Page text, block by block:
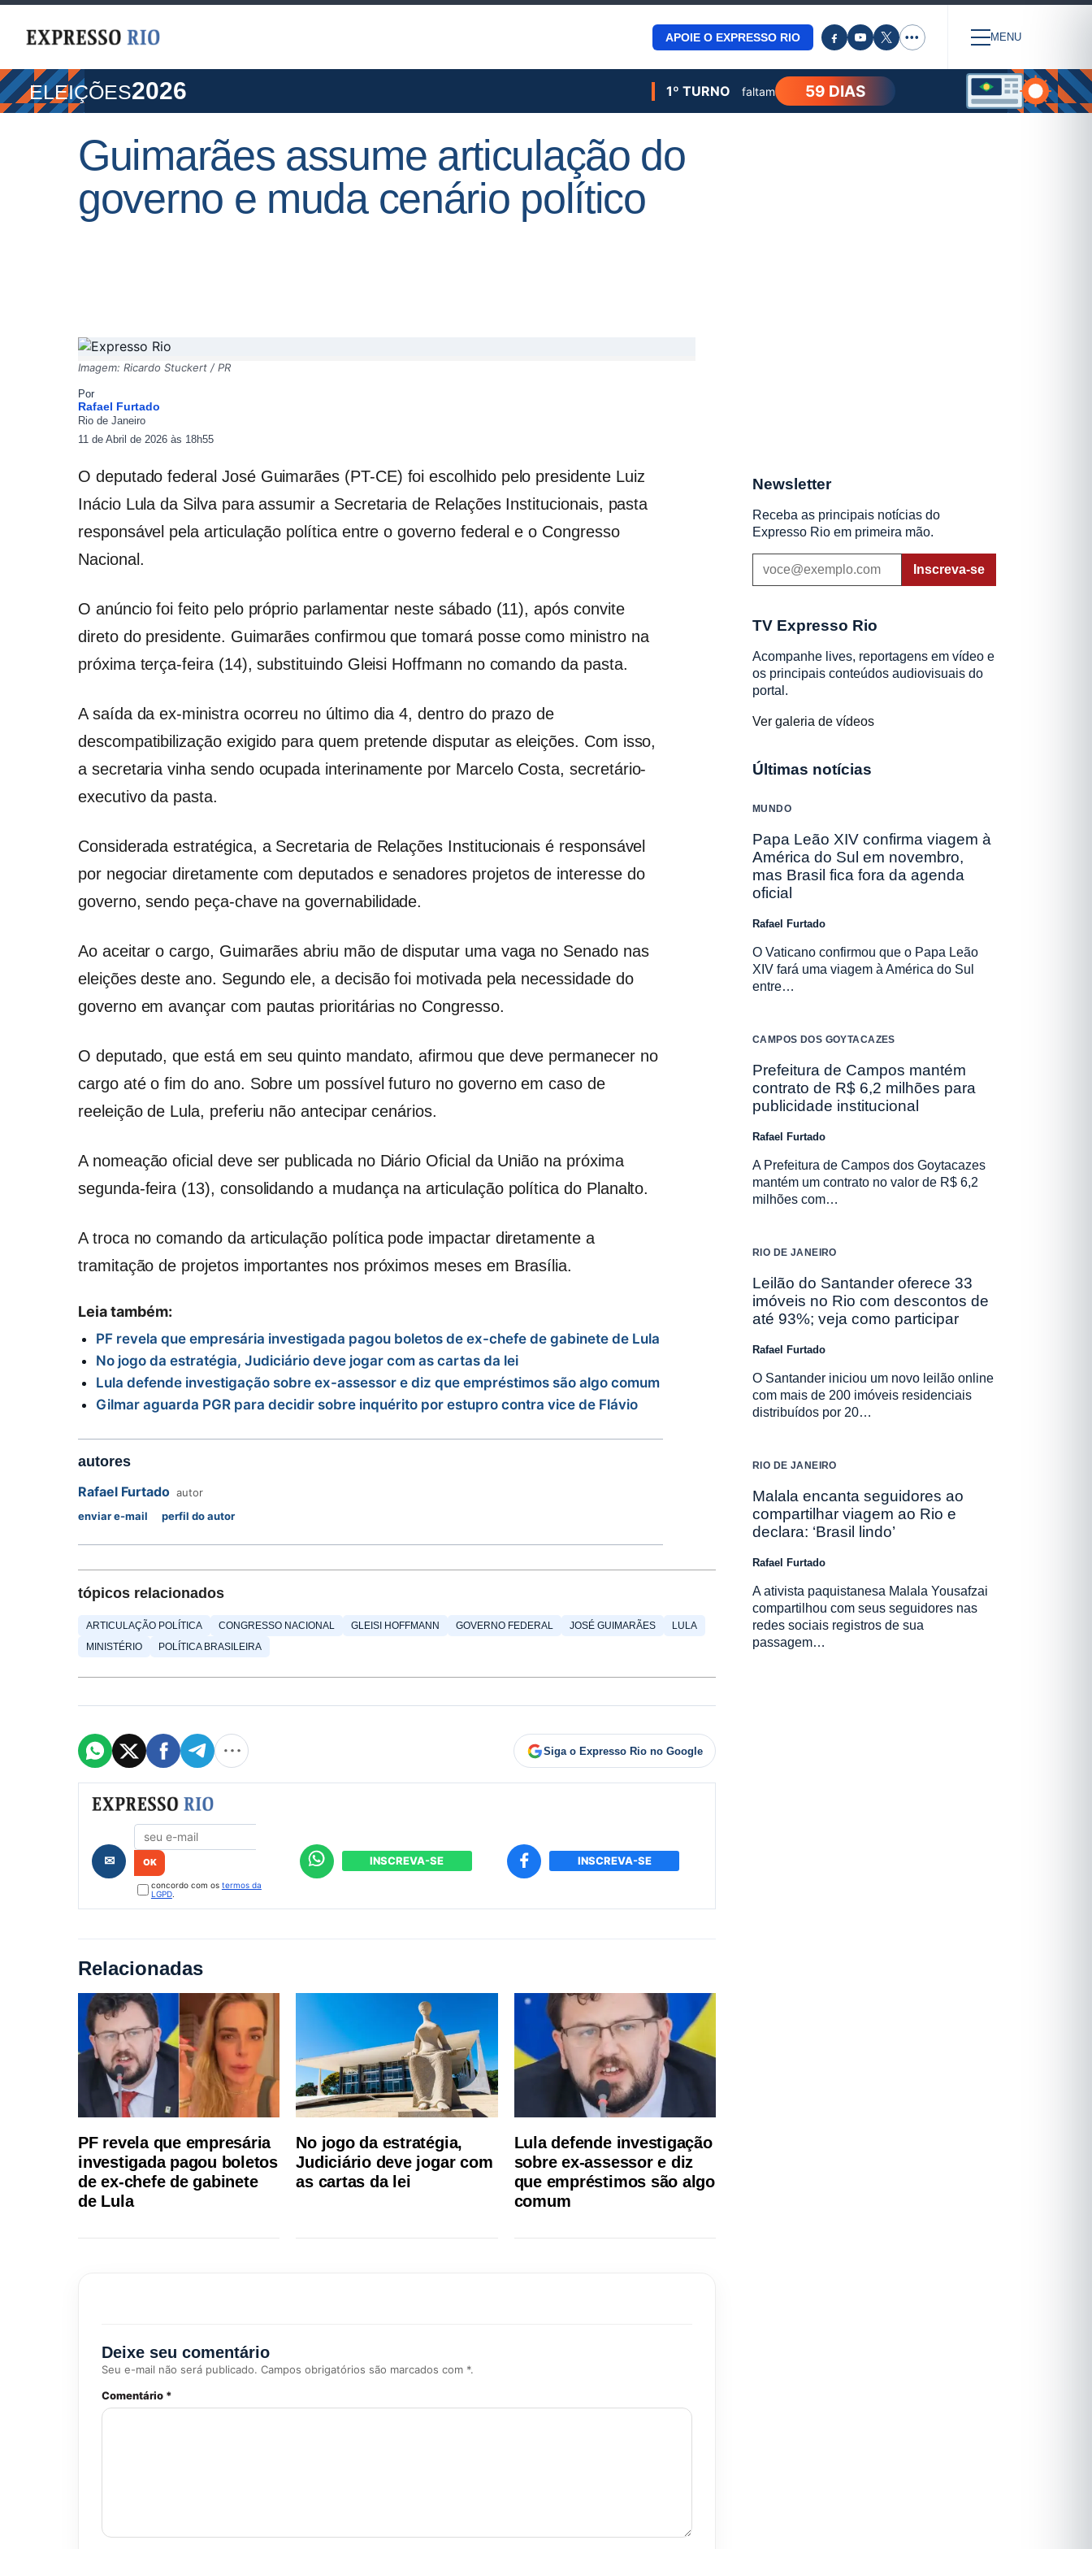
APOIE O EXPRESSO RIO ••• MENU
ELEIÇÕES2026 1º TURNO faltam 59 DIAS
Guimarães assume articulação do
governo e muda cenário político
Imagem: Ricardo Stuckert / PR
Por
Rafael Furtado
Rio de Janeiro
11 de Abril de 2026 às 18h55
O deputado federal José Guimarães (PT-CE) foi escolhido pelo presidente Luiz
Inácio Lula da Silvapara assumir a Secretaria de Relações Institucionais, pasta
responsável pela articulação política entre o governo federal e o Congresso
Nacional.
O anúncio foi feito pelo próprio parlamentar neste sábado (11), após convite
direto do presidente. Guimarães confirmou que tomará posse como ministro na
próxima terça-feira (14), substituindo Gleisi Hoffmann no comando da pasta.
A saída da ex-ministra ocorreu no último dia 4, dentro do prazo de
descompatibilização exigido para quem pretende disputar as eleições. Com isso,
a secretaria vinha sendo ocupada interinamente por Marcelo Costa, secretário-
executivo da pasta.
Considerada estratégica, a Secretaria de Relações Institucionais é responsável
por negociar diretamente com deputados e senadores projetos de interesse do
governo, sendo peça-chave na governabilidade.
Ao aceitar o cargo, Guimarães abriu mão de disputar uma vaga no Senado nas
eleições deste ano. Segundo ele, a decisão foi motivada pela necessidade do
governo em avançar com pautas prioritárias no Congresso.
O deputado, que está em seu quinto mandato, afirmou que deve permanecer no
cargo até o fim do ano. Sobre um possível futuro no governo em caso de
reeleição de Lula, preferiu não antecipar cenários.
A nomeação oficial deve ser publicada no Diário Oficial da União na próxima
segunda-feira (13), consolidando a mudança na articulação política do Planalto.
A troca no comando da articulação política pode impactar diretamente a
tramitação de projetos importantes nos próximos meses em Brasília.
Leia também:
PF revela que empresária investigada pagou boletos de ex-chefe de gabinete de Lula
No jogo da estratégia, Judiciário deve jogar com as cartas da lei
Lula defende investigação sobre ex-assessor e diz que empréstimos são algo comum
Gilmar aguarda PGR para decidir sobre inquérito por estupro contra vice de Flávio
autores
Rafael Furtado autor
enviar e-mail
perfil do autor
tópicos relacionados
ARTICULAÇÃO POLÍTICA CONGRESSO NACIONAL GLEISI HOFFMANN GOVERNO FEDERAL JOSÉ GUIMARÃES
LULA
MINISTÉRIO
POLÍTICA BRASILEIRA
Siga o Expresso Rio no Google
Formulário de cadastro
✉
concordo com os termos da
LGPD.
INSCREVA-SE INSCREVA-SE
Relacionadas
PF revela que empresária
investigada pagou boletos
de ex-chefe de gabinete
de Lula
No jogo da estratégia,
Judiciário deve jogar com
as cartas da lei
Lula defende investigação
sobre ex-assessor e diz
que empréstimos são algo
comum
Deixe seu comentário
Seu e-mail não será publicado. Campos obrigatórios são marcados com *.
Comentário *
Newsletter
Receba as principais notícias do
Expresso Rio em primeira mão.
Inscreva-se
TV Expresso Rio
Acompanhe lives, reportagens em vídeo e
os principais conteúdos audiovisuais do
portal.
Ver galeria de vídeos
Últimas notícias
MUNDO
Papa Leão XIV confirma viagem à
América do Sul em novembro,
mas Brasil fica fora da agenda
oficial
Rafael Furtado
O Vaticano confirmou que o Papa Leão
XIV fará uma viagem à América do Sul
entre…
CAMPOS DOS GOYTACAZES
Prefeitura de Campos mantém
contrato de R$ 6,2 milhões para
publicidade institucional
Rafael Furtado
A Prefeitura de Campos dos Goytacazes
mantém um contrato no valor de R$ 6,2
milhões com…
RIO DE JANEIRO
Leilão do Santander oferece 33
imóveis no Rio com descontos de
até 93%; veja como participar
Rafael Furtado
O Santander iniciou um novo leilão online
com mais de 200 imóveis residenciais
distribuídos por 20…
RIO DE JANEIRO
Malala encanta seguidores ao
compartilhar viagem ao Rio e
declara: ‘Brasil lindo’
Rafael Furtado
A ativista paquistanesa Malala Yousafzai
compartilhou com seus seguidores nas
redes sociais registros de sua
passagem…